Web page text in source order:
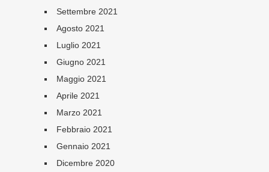
Settembre 2021
Agosto 2021
Luglio 2021
Giugno 2021
Maggio 2021
Aprile 2021
Marzo 2021
Febbraio 2021
Gennaio 2021
Dicembre 2020